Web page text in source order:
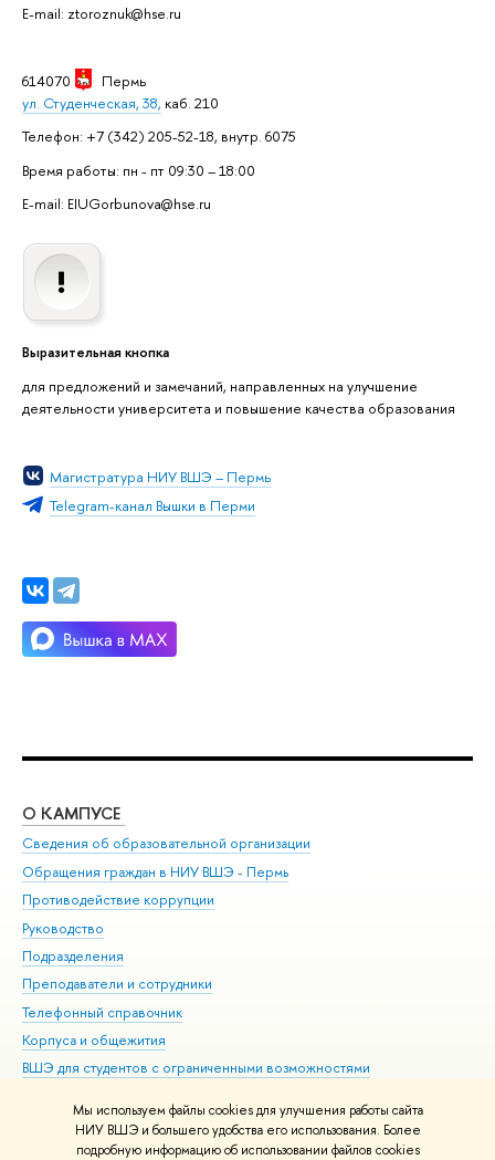
Мы используем файлы cookies для улучшения работы сайта
НИУ ВШЭ и большего удобства его использования. Более
подробную информацию об использовании файлов cookies
E-mail: ztoroznuk@hse.ru
614070
Пермь
ул. Студенческая, 38, каб. 210
Телефон: +7 (342) 205-52-18, внутр. 6075
Время работы: пн - пт 09:30 – 18:00
E-mail: EIUGorbunova@hse.ru
Выразительная кнопка
для предложений и замечаний, направленных на улучшение
деятельности университета и повышение качества образования
Магистратура НИУ ВШЭ – Пермь
Telegram-канал Вышки в Перми
О КАМПУСЕ
Сведения об образовательной организации
Обращения граждан в НИУ ВШЭ - Пермь
Противодействие коррупции
Руководство
Подразделения
Преподаватели и сотрудники
Телефонный справочник
Корпуса и общежития
ВШЭ для студентов с ограниченными возможностями
Единая платежная страница